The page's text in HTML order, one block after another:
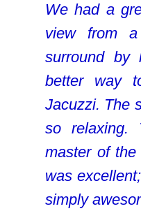
We had a
view from
surround by
better way
Jacuzzi. The
so relaxing.
master of
was
simply